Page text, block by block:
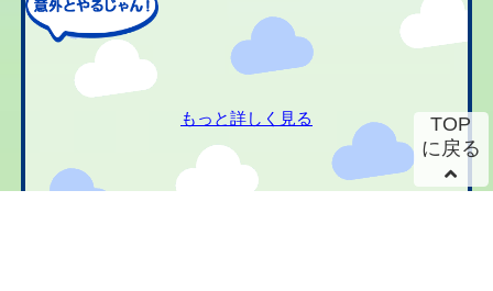
もっと詳しく見る
TOP
に戻る